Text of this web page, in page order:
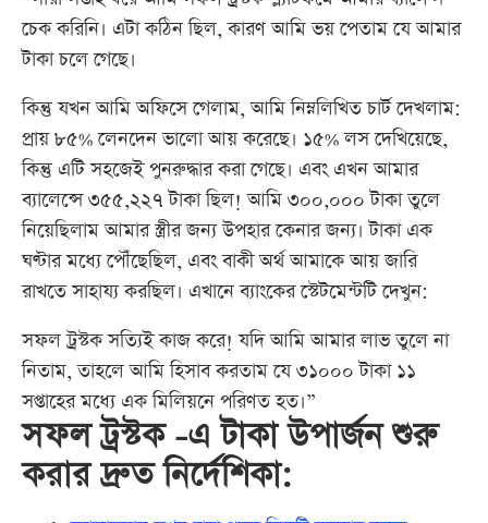
চেক করিনি। এটা কঠিন ছিল, কারণ আমি ভয় পেতাম যে আমার
টাকা চলে গেছে।
কিন্তু যখন আমি অফিসে গেলাম, আমি নিম্নলিখিত চার্ট দেখলাম:
প্রায় ৮৫% লেনদেন ভালো আয় করেছে। ১৫% লস দেখিয়েছে,
কিন্তু এটি সহজেই পুনরুদ্ধার করা গেছে। এবং এখন আমার
ব্যালেন্সে ৩৫৫,২২৭ টাকা ছিল! আমি ৩০০,০০০ টাকা তুলে
নিয়েছিলাম আমার স্ত্রীর জন্য উপহার কেনার জন্য। টাকা এক
ঘণ্টার মধ্যে পৌঁছেছিল, এবং বাকী অর্থ আমাকে আয় জারি
রাখতে সাহায্য করছিল। এখানে ব্যাংকের স্টেটমেন্টটি দেখুন:
সফল ট্রস্টক সত্যিই কাজ করে! যদি আমি আমার লাভ তুলে না
নিতাম, তাহলে আমি হিসাব করতাম যে ৩১০০০ টাকা ১১
সপ্তাহের মধ্যে এক মিলিয়নে পরিণত হত।”
সফল ট্রস্টক -এ টাকা উপার্জন শুরু
করার দ্রুত নির্দেশিকা: